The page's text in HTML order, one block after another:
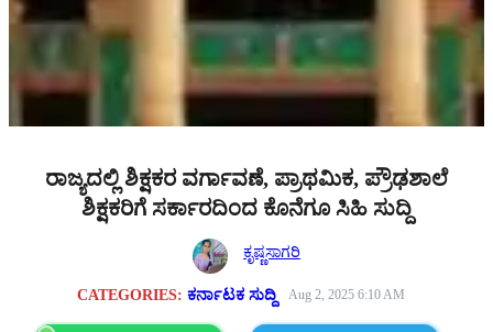
ರಾಜ್ಯದಲ್ಲಿ ಶಿಕ್ಷಕರ ವರ್ಗಾವಣೆ, ಪ್ರಾಥಮಿಕ, ಪ್ರೌಢಶಾಲೆ
ಶಿಕ್ಷಕರಿಗೆ ಸರ್ಕಾರದಿಂದ ಕೊನೆಗೂ ಸಿಹಿ ಸುದ್ದಿ
ಕೃಷ್ಣಸಾಗರಿ
CATEGORIES: ಕರ್ನಾಟಕ ಸುದ್ದಿ Aug 2, 2025 6:10 AM